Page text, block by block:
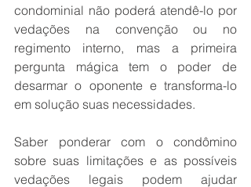
condominial não poderá atendê-lo por
vedações na convenção ou no
regimen­to interno, mas a primeira
pergunta mágica tem o po­der de
desarmar o oponente e transforma-lo
em solução suas necessidades.
Saber ponderar com o condômino
sobre suas li­mitações e as possíveis
ve­dações legais podem ajudar